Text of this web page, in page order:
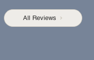
All Reviews